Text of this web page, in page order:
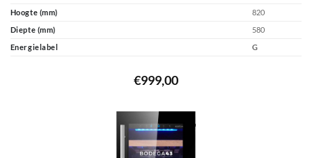
Hoogte (mm)
820
Diepte (mm)
580
Energielabel
G
€999,00